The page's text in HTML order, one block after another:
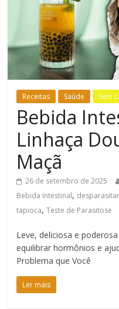
Receitas Saúde Sem
Bebida
Linhaça
Maçã
26 de setembro de 2025
Bebida Intestinal, desparasitar
tapioca,Teste de Parasitose
Leve, deliciosa e
equilibrar hormônios e
Problema que Você
Ler mais